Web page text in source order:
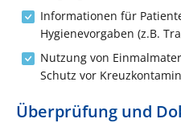
Informationen für
Hygienevorgaben (z.B.
Nutzung von
Schutz vor
Überprüfung und